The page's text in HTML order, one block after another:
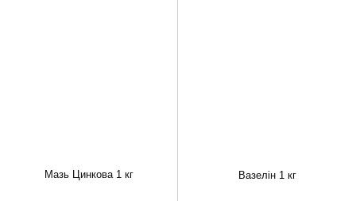
Мазь Цинкова 1 кг Вазелін 1 кг